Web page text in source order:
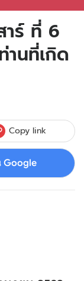
าร์ ที่ 6
นที่เกิด
Copy link
Google